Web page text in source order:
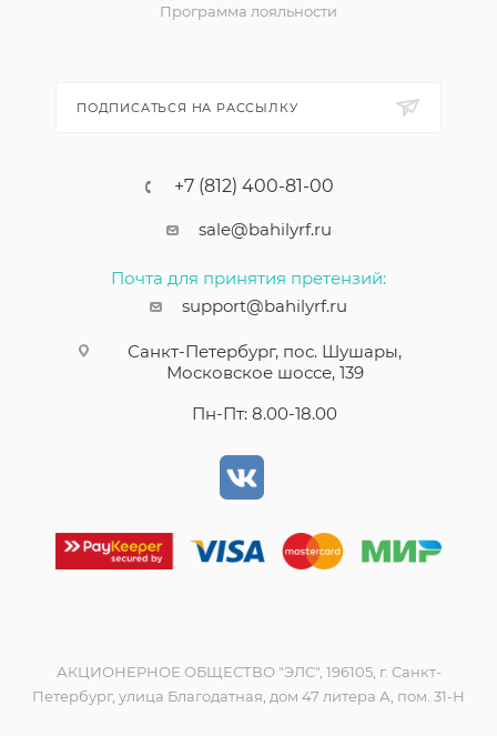
Программа лояльности
ПОДПИСАТЬСЯ НА РАССЫЛКУ
+7 (812) 400-81-00
sale@bahilyrf.ru
Почта для принятия претензий:
support@bahilyrf.ru
Санкт-Петербург, пос. Шушары,
Московское шоссе, 139
Пн-Пт: 8.00-18.00
АКЦИОНЕРНОЕ ОБЩЕСТВО "ЭЛС", 196105, г. Санкт-
Петербург, улица Благодатная, дом 47 литера А, пом. 31-Н